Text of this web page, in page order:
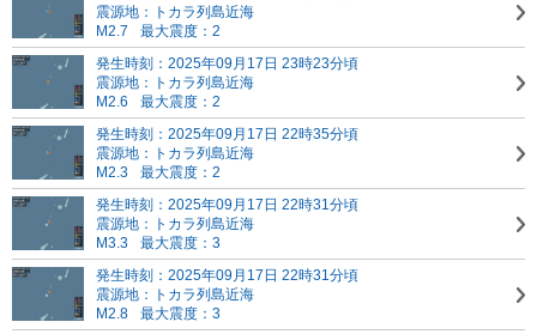
震源地：トカラ列島近海
M2.7
最大震度：2
発生時刻：2025年09月17日 23時23分頃
震源地：トカラ列島近海
M2.6
最大震度：2
発生時刻：2025年09月17日 22時35分頃
震源地：トカラ列島近海
M2.3
最大震度：2
発生時刻：2025年09月17日 22時31分頃
震源地：トカラ列島近海
M3.3
最大震度：3
発生時刻：2025年09月17日 22時31分頃
震源地：トカラ列島近海
M2.8
最大震度：3